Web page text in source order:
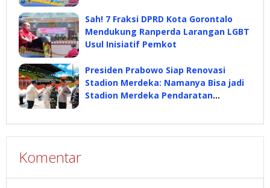
Sah! 7 Fraksi DPRD Kota Gorontalo
Mendukung Ranperda Larangan LGBT
Usul Inisiatif Pemkot
Presiden Prabowo Siap Renovasi
Stadion Merdeka: Namanya Bisa jadi
Stadion Merdeka Pendaratan
Komentar